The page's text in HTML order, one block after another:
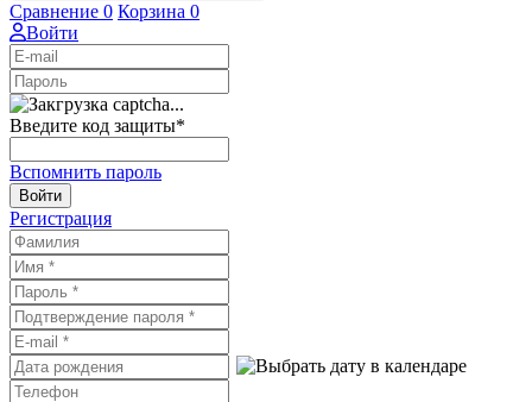
Сравнение 0 Корзина 0
Войти
Введите код защиты*
Вспомнить пароль
Войти
Регистрация